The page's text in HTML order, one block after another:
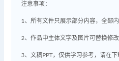
注意事项：
1、所有文件只展示部分内容，全部内
2、作品中主体文字及图片可替换修
3、文稿PPT，仅供学习参考，请在下